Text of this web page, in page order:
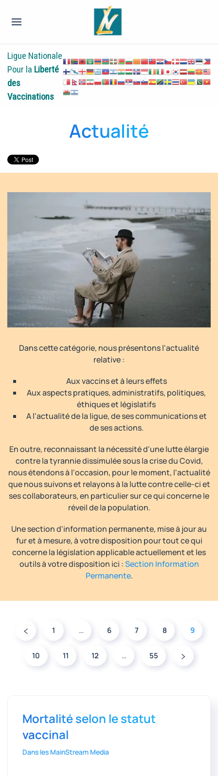
Ligue Nationale
Pour la Liberté
des
Vaccinations
Actualité
Dans cette catégorie, nous présentons l'actualité
relative :
Aux vaccins et à leurs effets
Aux aspects pratiques, administratifs, politiques,
éthiques et législatifs
A l'actualité de la ligue, de ses communications et
de ses actions.
En outre, reconnaissant la nécessité d'une lutte élargie
contre la tyrannie dissimulée sous la crise du Covid,
nous étendons à l'occasion, pour le moment, l'actualité
que nous suivons et relayons à la lutte contre celle-ci et
ses collaborateurs, en particulier sur ce qui concerne le
réveil de la population.
Une section d'information permanente, mise à jour au
fur et à mesure, à votre disposition pour tout ce qui
concerne la législation applicable actuellement et les
outils à votre disposition ici :Section Information
Permanente.
1 … 6 7 8 9
10 11 12 … 55
Mortalité selon le statut
vaccinal
Dans les MainStream Media